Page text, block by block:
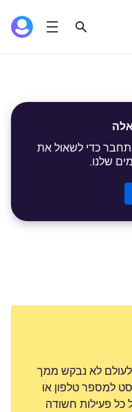
כדי לשאול את
שלנו.
לעולם לא נבקש ממך
למספר טלפון או
כל פעילות חשודה